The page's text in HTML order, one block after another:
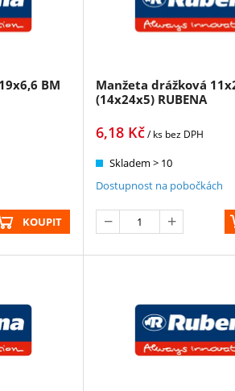
BM
KOUPIT
Manžeta drážková
(14x24x5) RUBENA
6,18 Kč/ ks bez DPH
Skladem > 10
Dostupnost na pobočkách